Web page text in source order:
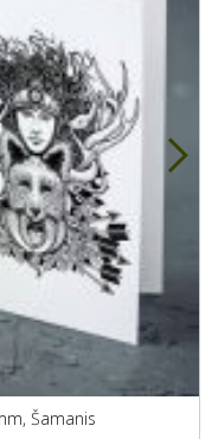
Šamanis